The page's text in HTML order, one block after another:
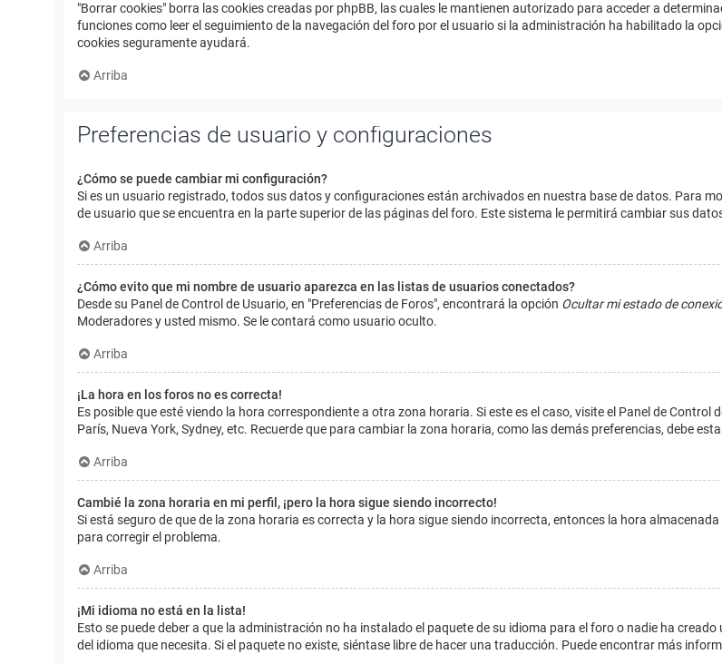
"Borrar cookies" borra las cookies creadas por phpBB, las cuales le mantienen autorizado para acceder a
funciones como leer el seguimiento de la navegación del foro por el usuario si la administración ha habilitado la
cookies seguramente ayudará.
Arriba
Preferencias de usuario y configuraciones
¿Cómo se puede cambiar mi configuración?
Si es un usuario registrado, todos sus datos y configuraciones están archivados en nuestra base de datos. Para
de usuario que se encuentra en la parte superior de las páginas del foro. Este sistema le permitirá cambiar sus
Arriba
¿Cómo evito que mi nombre de usuario aparezca en las listas de usuarios conectados?
Desde su Panel de Control de Usuario, en "Preferencias de Foros", encontrará la opción Ocultar mi estado de
Moderadores y usted mismo. Se le contará como usuario oculto.
Arriba
¡La hora en los foros no es correcta!
Es posible que esté viendo la hora correspondiente a otra zona horaria. Si este es el caso, visite el Panel de
París, Nueva York, Sydney, etc. Recuerde que para cambiar la zona horaria, como las demás preferencias, debe
Arriba
Cambié la zona horaria en mi perfil, ¡pero la hora sigue siendo incorrecto!
Si está seguro de que de la zona horaria es correcta y la hora sigue siendo incorrecta, entonces la hora
para corregir el problema.
Arriba
¡Mi idioma no está en la lista!
Esto se puede deber a que la administración no ha instalado el paquete de su idioma para el foro o nadie ha
del idioma que necesita. Si el paquete no existe, siéntase libre de hacer una traducción. Puede encontrar más